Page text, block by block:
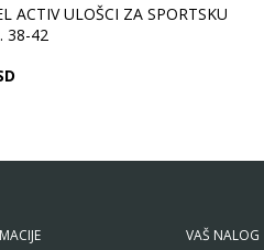
ACTIV ULOŠCI ZA SPORTSKU
38-42
VAŠ NALOG